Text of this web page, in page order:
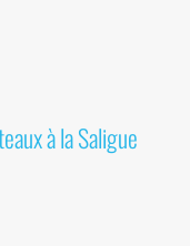
à la Saligue